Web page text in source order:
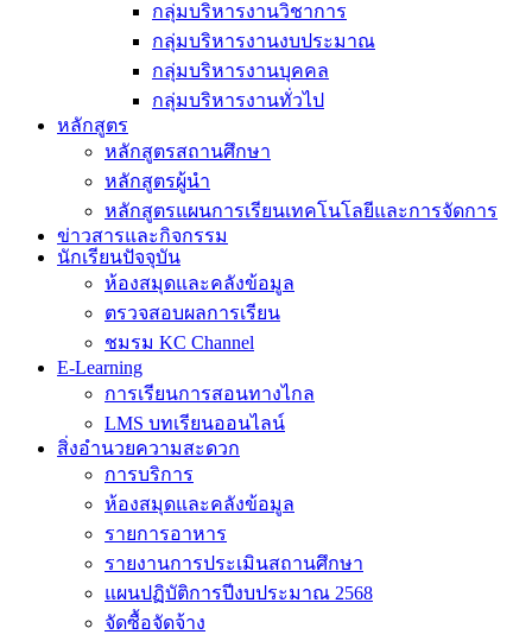
กลุ่มบริหารงานวิชาการ
กลุ่มบริหารงานงบประมาณ
กลุ่มบริหารงานบุคคล
กลุ่มบริหารงานทั่วไป
หลักสูตร
หลักสูตรสถานศึกษา
หลักสูตรผู้นำ
หลักสูตรแผนการเรียนเทคโนโลยีและการจัดการ
ข่าวสารและกิจกรรม
นักเรียนปัจจุบัน
ห้องสมุดและคลังข้อมูล
ตรวจสอบผลการเรียน
ชมรม KC Channel
E-Learning
การเรียนการสอนทางไกล
LMS บทเรียนออนไลน์
สิ่งอำนวยความสะดวก
การบริการ
ห้องสมุดและคลังข้อมูล
รายการอาหาร
รายงานการประเมินสถานศึกษา
แผนปฏิบัติการปีงบประมาณ 2568
จัดซื้อจัดจ้าง